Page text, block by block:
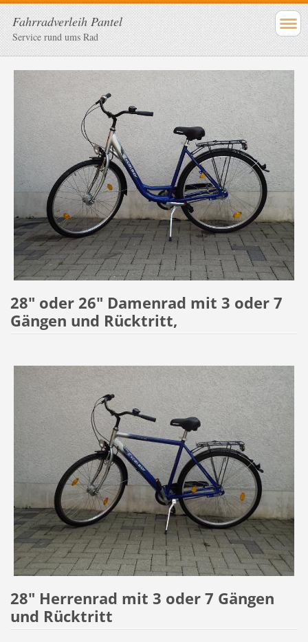
Fahrradverleih Pantel
Service rund ums Rad
28" oder 26" Damenrad mit 3 oder 7
Gängen und Rücktritt,
28" Herrenrad mit 3 oder 7 Gängen
und Rücktritt